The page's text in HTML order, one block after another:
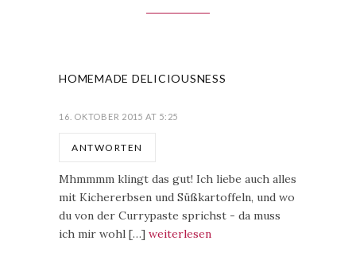
HOMEMADE DELICIOUSNESS
16. OKTOBER 2015 AT 5:25
ANTWORTEN
Mhmmmm klingt das gut! Ich liebe auch alles
mit Kichererbsen und Süßkartoffeln, und wo
du von der Currypaste sprichst - da muss
ich mir wohl […] weiterlesen